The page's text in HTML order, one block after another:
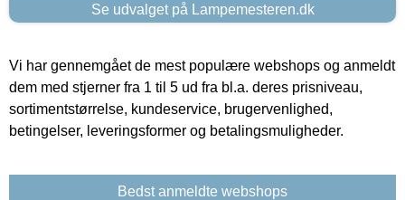
Se udvalget på Lampemesteren.dk
Vi har gennemgået de mest populære webshops og anmeldt
dem med stjerner fra 1 til 5 ud fra bl.a. deres prisniveau,
sortimentstørrelse, kundeservice, brugervenlighed,
betingelser, leveringsformer og betalingsmuligheder.
Bedst anmeldte webshops